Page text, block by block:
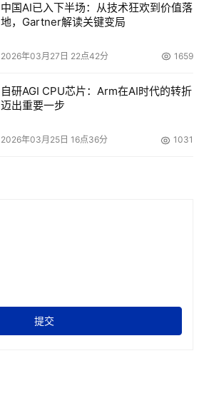
中国AI已入下半场：从技术狂欢到价值落
地，Gartner解读关键变局
2026年03月27日 22点42分 1659
自研AGI CPU芯片：Arm在AI时代的转折
迈出重要一步
2026年03月25日 16点36分 1031
提交